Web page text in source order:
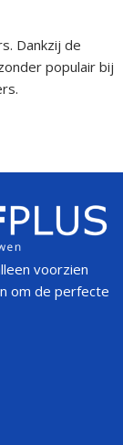
Dankzij de
populair bij
voorzien
om de perfecte